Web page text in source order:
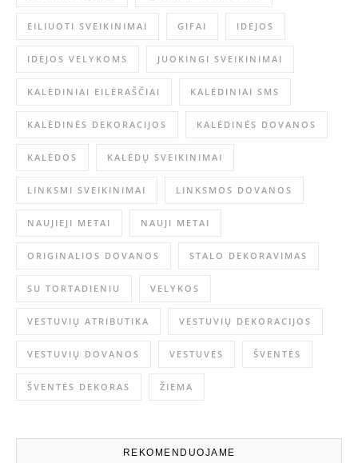
EILIUOTI SVEIKINIMAI GIFAI IDĖJOS
IDĖJOS VELYKOMS JUOKINGI SVEIKINIMAI
KALĖDINIAI EILĖRAŠČIAI KALĖDINIAI SMS
KALĖDINĖS DEKORACIJOS KALĖDINĖS DOVANOS
KALĖDOS KALĖDŲ SVEIKINIMAI
LINKSMI SVEIKINIMAI LINKSMOS DOVANOS
NAUJIEJI METAI NAUJI METAI
ORIGINALIOS DOVANOS STALO DEKORAVIMAS
SU TORTADIENIU VELYKOS
VESTUVIŲ ATRIBUTIKA VESTUVIŲ DEKORACIJOS
VESTUVIŲ DOVANOS VESTUVĖS ŠVENTĖS
ŠVENTĖS DEKORAS ŽIEMA
REKOMENDUOJAME